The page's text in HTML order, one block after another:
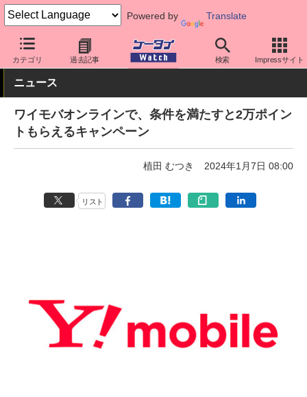
Powered by Translate
カテゴリ 過去記事 検索 Impressサイト
ケータイ Watch キャリア ワイモバイル 料金プラン・割引
ニュース
ワイモバオンラインで、条件を満たすと2万ポイン
トもらえるキャンペーン
植田 むつき 2024年1月7日 08:00
リスト